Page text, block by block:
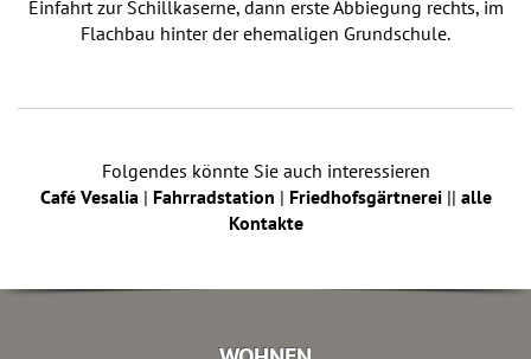
Einfahrt zur Schillkaserne, dann erste Abbiegung rechts, im
Flachbau hinter der ehemaligen Grundschule.
Folgendes könnte Sie auch interessieren
Café Vesalia| Fahrradstation | Friedhofsgärtnerei|| alle
Kontakte